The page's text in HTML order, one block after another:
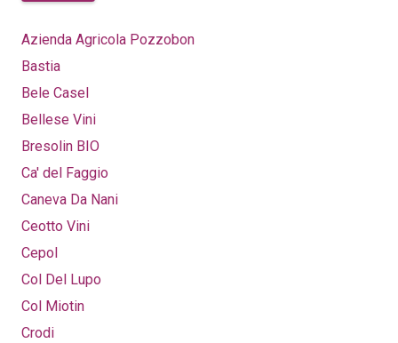
Azienda Agricola Pozzobon
Bastia
Bele Casel
Bellese Vini
Bresolin BIO
Ca' del Faggio
Caneva Da Nani
Ceotto Vini
Cepol
Col Del Lupo
Col Miotin
Crodi